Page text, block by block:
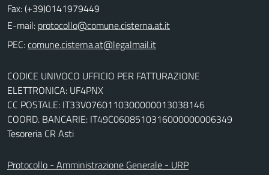
Fax: (+39)0141979449
E-mail:
PEC:
CODICE UNIVOCO UFFICIO PER FATTURAZIONE
ELETTRONICA: UF4PNX
CC POSTALE: IT33V0760110300000013038146
COORD. BANCARIE: IT49C0608510316000000006349
Tesoreria CR Asti
Protocollo - Amministrazione Generale - URP